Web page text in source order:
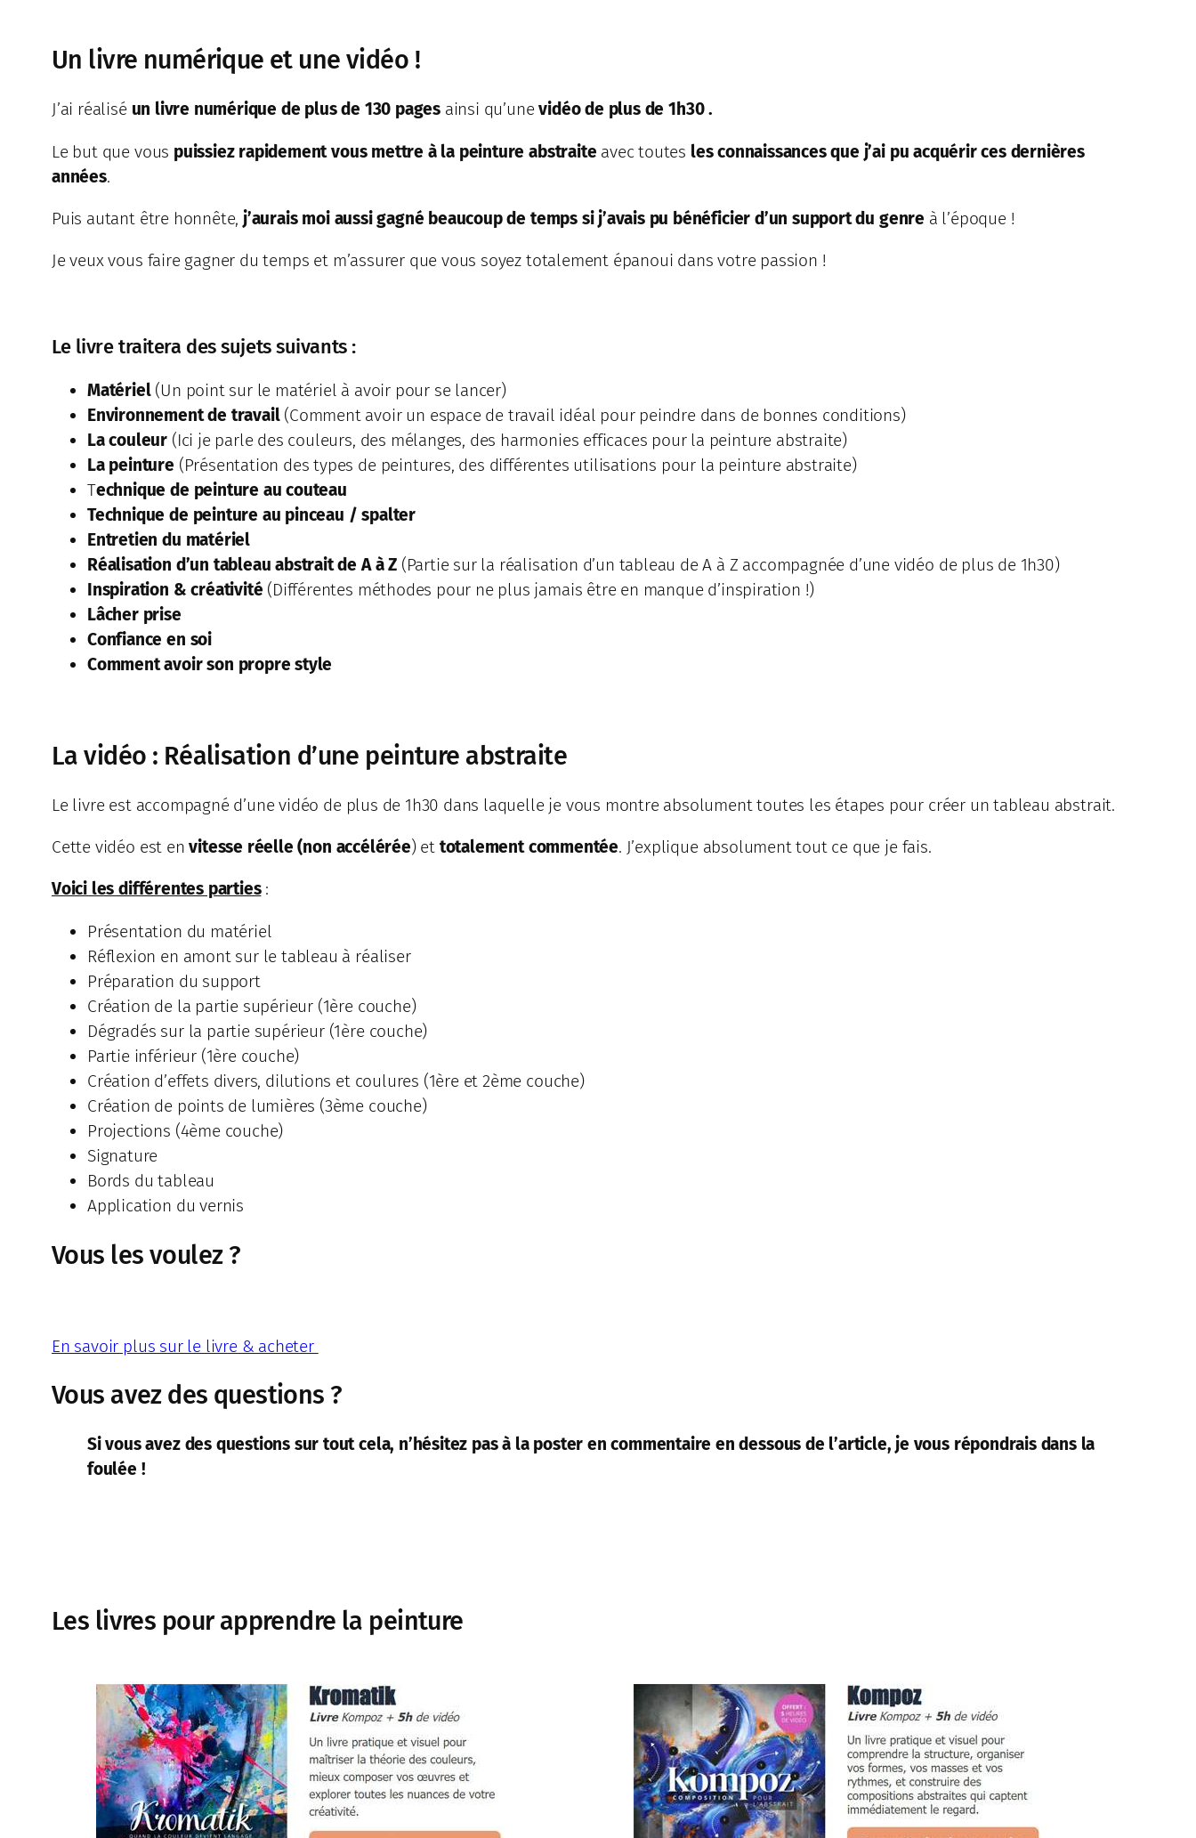
Un livre numérique et une vidéo !
J’ai réalisé un livre numérique de plus de 130 pages ainsi qu’unevidéo de plus de 1h30 .
Le but que vous puissiez rapidement vous mettre à la peinture abstraite avec toutes les connaissances que j’ai pu acquérir ces dernières
années.
Puis autant être honnête, j’aurais moi aussi gagné beaucoup de temps si j’avais pu bénéficier d’un support du genre à l’époque !
Je veux vous faire gagner du temps et m’assurer que vous soyez totalement épanoui dans votre passion !
Le livre traitera des sujets suivants :
Matériel (Un point sur le matériel à avoir pour se lancer)
Environnement de travail(Comment avoir un espace de travail idéal pour peindre dans de bonnes conditions)
La couleur (Ici je parle des couleurs, des mélanges, des harmonies efficaces pour la peinture abstraite)
La peinture (Présentation des types de peintures, des différentes utilisations pour la peinture abstraite)
Technique de peinture au couteau
Technique de peinture au pinceau / spalter
Entretien du matériel
Réalisation d’un tableau abstrait de A à Z(Partie sur la réalisation d’un tableau de A à Z accompagnée d’une vidéo de plus de 1h30)
Inspiration & créativité (Différentes méthodes pour ne plus jamais être en manque d’inspiration !)
Lâcher prise
Confiance en soi
Comment avoir son propre style
La vidéo : Réalisation d’une peinture abstraite
Le livre est accompagné d’une vidéo de plus de 1h30 dans laquelle je vous montre absolument toutes les étapes pour créer un tableau abstrait.
Cette vidéo est envitesse réelle (non accélérée) et totalement commentée. J’explique absolument tout ce que je fais.
Voici les différentes parties:
Présentation du matériel
Réflexion en amont sur le tableau à réaliser
Préparation du support
Création de la partie supérieur (1ère couche)
Dégradés sur la partie supérieur (1ère couche)
Partie inférieur (1ère couche)
Création d’effets divers, dilutions et coulures (1ère et 2ème couche)
Création de points de lumières (3ème couche)
Projections (4ème couche)
Signature
Bords du tableau
Application du vernis
Vous les voulez ?
En savoir plus sur le livre & acheter
Vous avez des questions ?
Si vous avez des questions sur tout cela, n’hésitez pas à la poster en commentaire en dessous de l’article, je vous répondrais dans la
foulée !
Les livres pour apprendre la peinture